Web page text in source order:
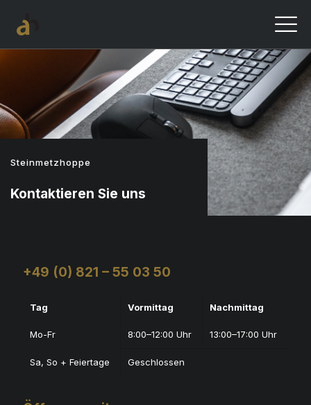
Steinmetzhoppe
Kontaktieren Sie uns
+49 (0) 821 – 55 03 50
Tag Vormittag Nachmittag
Mo-Fr 8:00–12:00 Uhr 13:00–17:00 Uhr
Sa, So + Feiertage Geschlossen